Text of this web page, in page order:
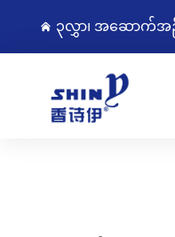
၃လွှာ၊ အဆောက်အဦး